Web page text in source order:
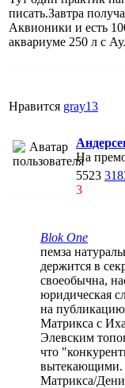
писать.Завтра
Аквионики и есть
аквариуме 250 л с
Нравится gray13
На
5523
3
Blok One
пемза
держится в
своеобычна,
юридическая
на публикацию
Матрикса с
Элевским
что
Матрикса/